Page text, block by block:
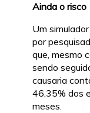
Ainda o risco
Um
por
que, mesmo
sendo
causaria
46,35% dos
meses.